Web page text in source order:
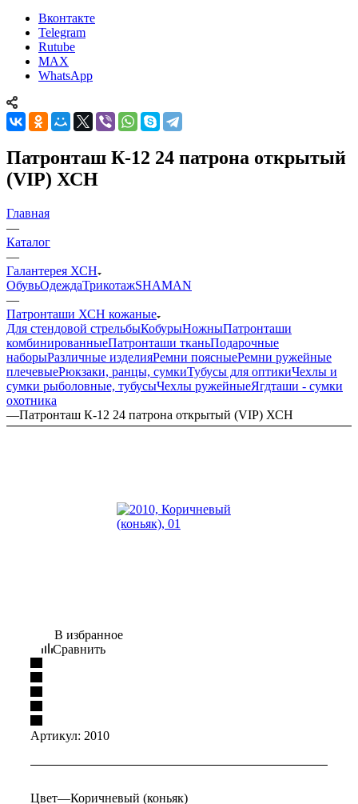
Вконтакте
Telegram
Rutube
MAX
WhatsApp
Патронташ К-12 24 патрона открытый
(VIP) ХСН
Главная
—
Каталог
—
Галантерея ХСН
ОбувьОдеждаТрикотажSHAMAN
—
Патронташи ХСН кожаные
Для стендовой стрельбыКобурыНожныПатронташи
комбинированныеПатронташи тканьПодарочные
наборыРазличные изделияРемни поясныеРемни ружейные
плечевыеРюкзаки, ранцы, сумкиТубусы для оптикиЧехлы и
сумки рыболовные, тубусыЧехлы ружейныеЯгдташи - сумки
охотника
—Патронташ К-12 24 патрона открытый (VIP) ХСН
В избранное
Сравнить
Артикул: 2010
Цвет—Коричневый (коньяк)